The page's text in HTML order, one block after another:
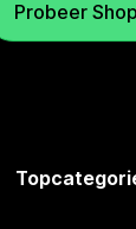
Probeer